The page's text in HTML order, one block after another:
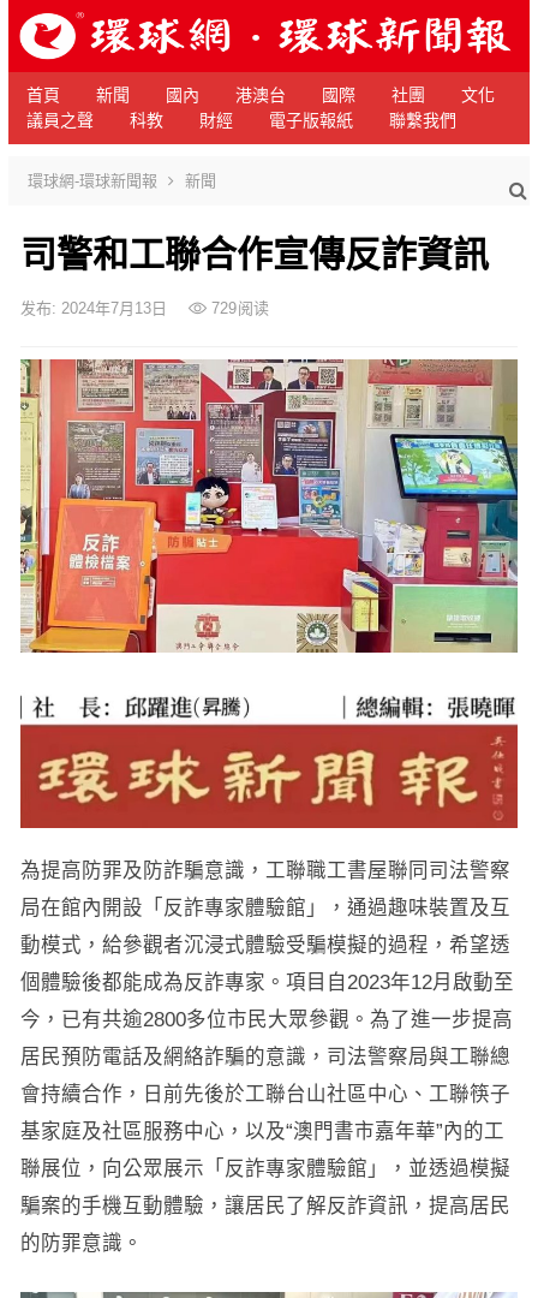
首頁 新聞 國內 港澳台 國際 社團
文化
議員之聲
科教 財經 電子版報紙 聯繫我們
環球網-環球新聞報 新聞
司警和工聯合作宣傳反詐資訊
发布: 2024年7月13日 729阅读
為提高防罪及防詐騙意識，工聯職工書屋聯同司法警察
局在館內開設「反詐專家體驗館」，通過趣味裝置及互
動模式，給參觀者沉浸式體驗受騙模擬的過程，希望透
個體驗後都能成為反詐專家。項目自2023年12月啟動至
今，已有共逾2800多位市民大眾參觀。為了進一步提高
居民預防電話及網絡詐騙的意識，司法警察局與工聯總
會持續合作，日前先後於工聯台山社區中心、工聯筷子
基家庭及社區服務中心，以及“澳門書市嘉年華”內的工
聯展位，向公眾展示「反詐專家體驗館」，並透過模擬
騙案的手機互動體驗，讓居民了解反詐資訊，提高居民
的防罪意識。